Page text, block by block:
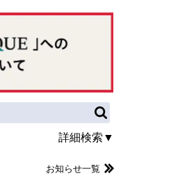
詳細検索▼
お知らせ一覧